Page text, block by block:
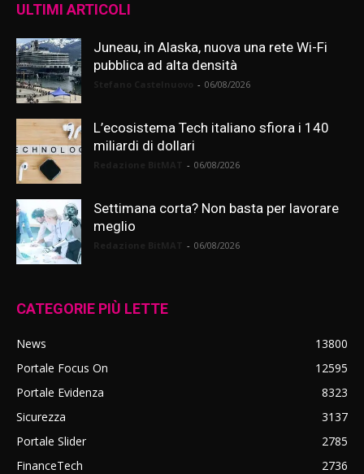
ULTIMI ARTICOLI
Juneau, in Alaska, nuova una rete Wi-Fi
pubblica ad alta densità
- 06/08/2026
L’ecosistema Tech italiano sfiora i 140
miliardi di dollari
- 06/08/2026
Settimana corta? Non basta per lavorare
meglio
- 06/08/2026
CATEGORIE PIÙ LETTE
News
13800
Portale Focus On
12595
Portale Evidenza
8323
Sicurezza
3137
Portale Slider
2785
FinanceTech
2736